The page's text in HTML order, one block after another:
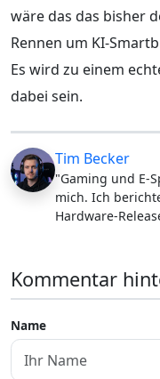
wäre das das bisher
Rennen um KI-
Es wird zu einem
dabei sein.
Tim Becker
"Gaming und E-
mich. Ich
Hardware-
Kommentar
Name